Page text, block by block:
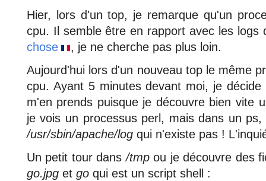
Hier, lors d'un top, je remarque qu'un
cpu. Il semble être en rapport avec les
chose
, je ne cherche pas plus loin.
Aujourd'hui lors d'un nouveau top le même
cpu. Ayant 5 minutes devant moi, je
m'en prends puisque je découvre bien vite
je vois un processus perl, mais dans un
/usr/sbin/apache/logqui n'existe pas !
Un petit tour dans/tmpou je découvre des
go.jpget goqui est un script shell :